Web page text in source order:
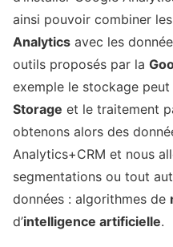
ainsi pouvoir combiner
Analytics avec les
outils proposés par la
exemple le stockage
Storage et le traitement
obtenons alors des
Analytics+CRM et nous
segmentations ou tout
données : algorithmes de
d’intelligence artificielle.